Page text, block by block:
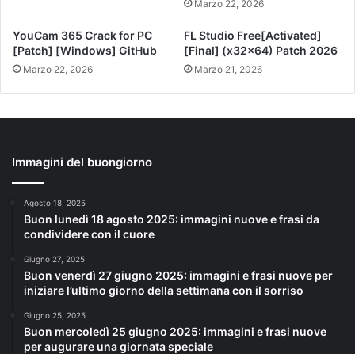
Marzo 22, 2026
YouCam 365 Crack for PC
[Patch] [Windows] GitHub
Marzo 22, 2026
FL Studio Free[Activated]
[Final] (x32x64) Patch 2026
Marzo 21, 2026
Immagini del buongiorno
Agosto 18, 2025
Buon lunedì 18 agosto 2025: immagini nuove e frasi da
condividere con il cuore
Giugno 27, 2025
Buon venerdì 27 giugno 2025: immagini e frasi nuove per
iniziare l’ultimo giorno della settimana con il sorriso
Giugno 25, 2025
Buon mercoledì 25 giugno 2025: immagini e frasi nuove
per augurare una giornata speciale